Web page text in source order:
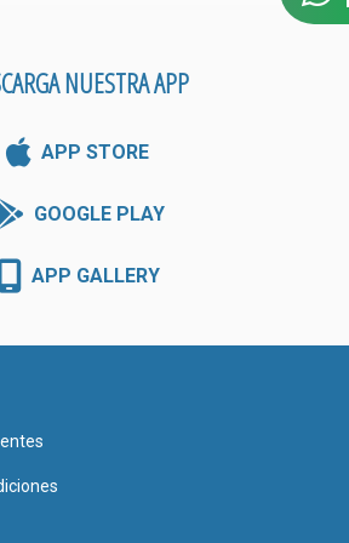
NUESTRA APP
APP STORE
GOOGLE PLAY
APP GALLERY